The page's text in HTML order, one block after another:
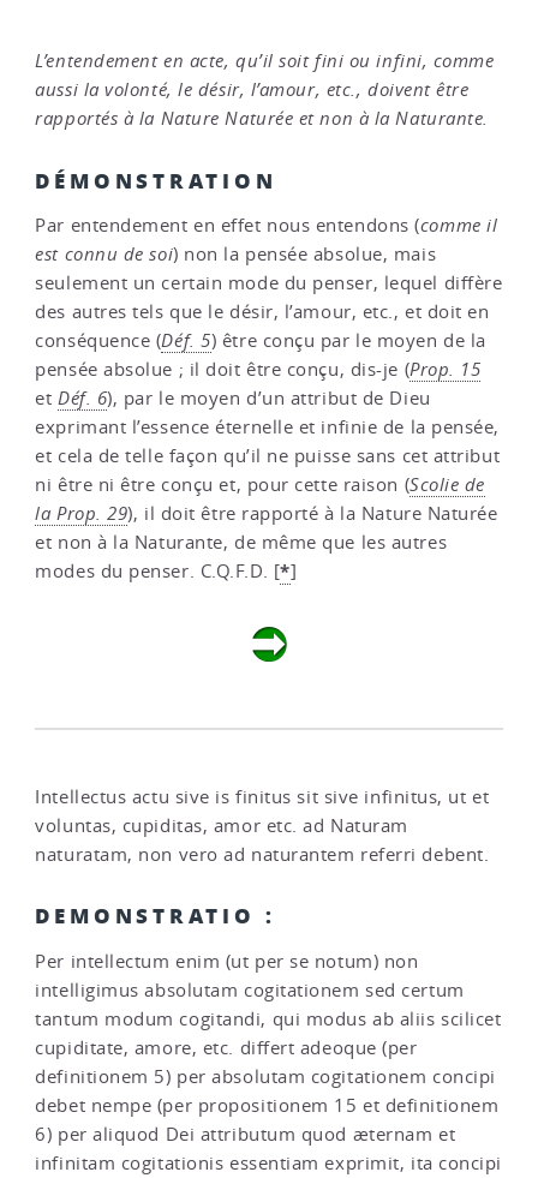
L’entendement en acte, qu’il soit fini ou infini, comme
aussi la volonté, le désir, l’amour, etc., doivent être
rapportés à la Nature Naturée et non à la Naturante.
DÉMONSTRATION
Par entendement en effet nous entendons (comme il
est connu de soi) non la pensée absolue, mais
seulement un certain mode du penser, lequel diffère
des autres tels que le désir, l’amour, etc., et doit en
conséquence (Déf. 5) être conçu par le moyen de la
pensée absolue ; il doit être conçu, dis-je (Prop. 15
et Déf. 6), par le moyen d’un attribut de Dieu
exprimant l’essence éternelle et infinie de la pensée,
et cela de telle façon qu’il ne puisse sans cet attribut
ni être ni être conçu et, pour cette raison (Scolie de
la Prop. 29), il doit être rapporté à la Nature Naturée
et non à la Naturante, de même que les autres
modes du penser. C.Q.F.D. [*]
Intellectus actu sive is finitus sit sive infinitus, ut et
voluntas, cupiditas, amor etc. ad Naturam
naturatam, non vero ad naturantem referri debent.
DEMONSTRATIO :
Per intellectum enim (ut per se notum) non
intelligimus absolutam cogitationem sed certum
tantum modum cogitandi, qui modus ab aliis scilicet
cupiditate, amore, etc. differt adeoque (per
definitionem 5) per absolutam cogitationem concipi
debet nempe (per propositionem 15 et definitionem
6) per aliquod Dei attributum quod æternam et
infinitam cogitationis essentiam exprimit, ita concipi